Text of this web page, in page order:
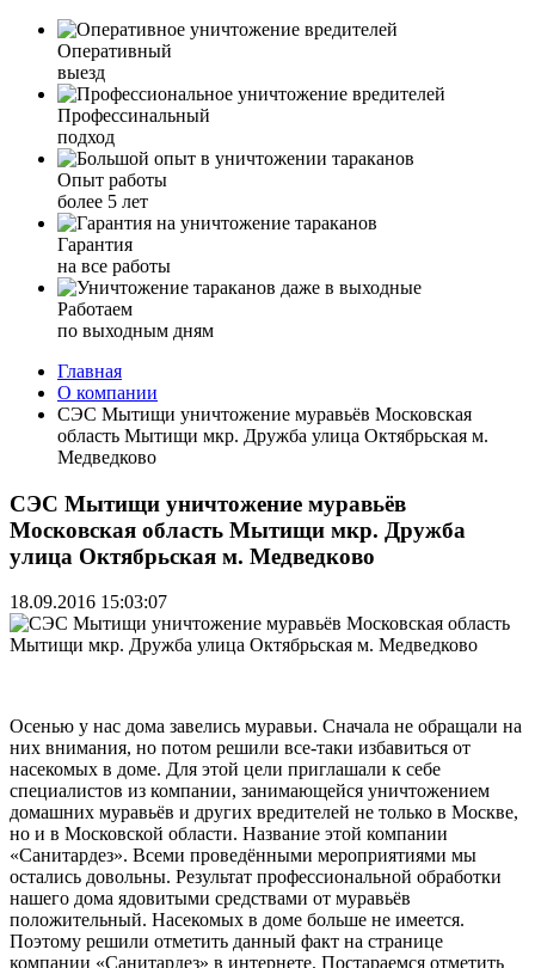
Оперативный
выезд
Профессинальный
подход
Опыт работы
более 5 лет
Гарантия
на все работы
Работаем
по выходным дням
Главная
О компании
СЭС Мытищи уничтожение муравьёв Московская
область Мытищи мкр. Дружба улица Октябрьская м.
Медведково
СЭС Мытищи уничтожение муравьёв
Московская область Мытищи мкр. Дружба
улица Октябрьская м. Медведково
18.09.2016 15:03:07
Осенью у нас дома завелись муравьи. Сначала не обращали на
них внимания, но потом решили все-таки избавиться от
насекомых в доме. Для этой цели приглашали к себе
специалистов из компании, занимающейся уничтожением
домашних муравьёв и других вредителей не только в Москве,
но и в Московской области. Название этой компании
«Санитардез». Всеми проведёнными мероприятиями мы
остались довольны. Результат профессиональной обработки
нашего дома ядовитыми средствами от муравьёв
положительный. Насекомых в доме больше не имеется.
Поэтому решили отметить данный факт на странице
компании «Санитардез» в интернете. Постараемся отметить